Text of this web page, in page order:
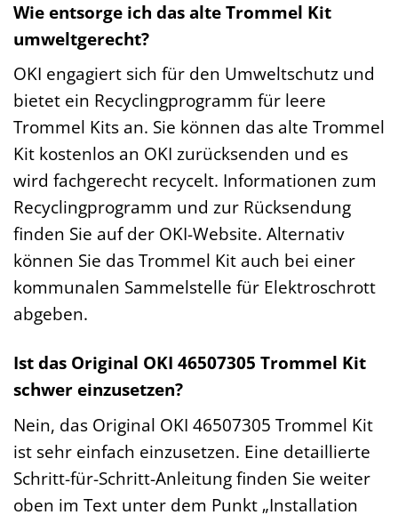
Wie entsorge ich das alte Trommel Kit
umweltgerecht?
OKI engagiert sich für den Umweltschutz und
bietet ein Recyclingprogramm für leere
Trommel Kits an. Sie können das alte Trommel
Kit kostenlos an OKI zurücksenden und es
wird fachgerecht recycelt. Informationen zum
Recyclingprogramm und zur Rücksendung
finden Sie auf der OKI-Website. Alternativ
können Sie das Trommel Kit auch bei einer
kommunalen Sammelstelle für Elektroschrott
abgeben.
Ist das Original OKI 46507305 Trommel Kit
schwer einzusetzen?
Nein, das Original OKI 46507305 Trommel Kit
ist sehr einfach einzusetzen. Eine detaillierte
Schritt-für-Schritt-Anleitung finden Sie weiter
oben im Text unter dem Punkt „Installation